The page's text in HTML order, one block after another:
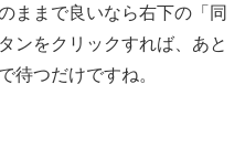
ままで良いなら右下の「同
ンをクリックすれば、あと
待つだけですね。